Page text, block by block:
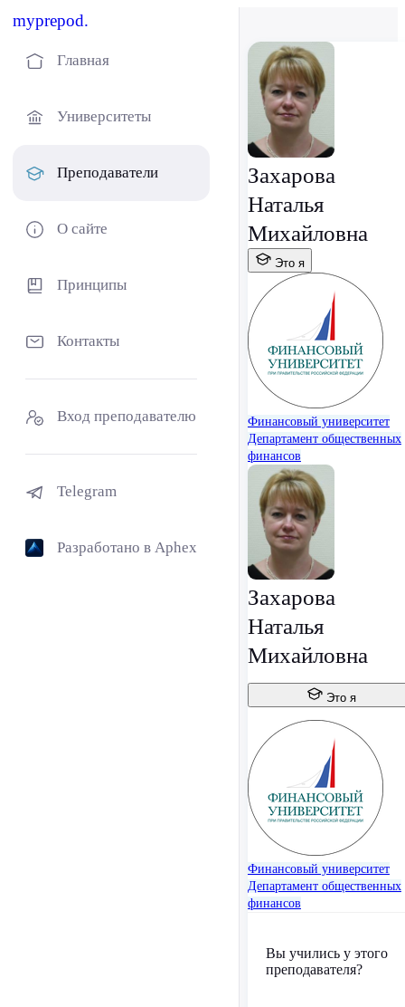
myprepod.
Главная
Университеты
Преподаватели
О сайте
Принципы
Контакты
Вход преподавателю
Telegram
Разработано в Aphex
Захарова
Наталья
Михайловна
Это я
Финансовый университет
Департамент общественных
финансов
Захарова
Наталья
Михайловна
Это я
Финансовый университет
Департамент общественных
финансов
Вы учились у этого
преподавателя?